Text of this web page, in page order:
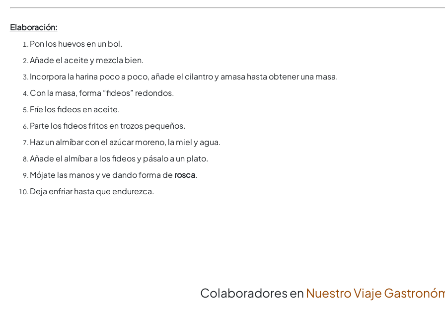
Elaboración:
Pon los huevos en un bol.
Añade el aceite y mezcla bien.
Incorpora la harina poco a poco, añade el cilantro y amasa hasta obtener una masa.
Con la masa, forma “fideos” redondos.
Fríe los fideos en aceite.
Parte los fideos fritos en trozos pequeños.
Haz un almíbar con el azúcar moreno, la miel y agua.
Añade el almíbar a los fideos y pásalo a un plato.
Mójate las manos y ve dando forma de rosca.
Deja enfriar hasta que endurezca.
Colaboradores en Nuestro Viaje